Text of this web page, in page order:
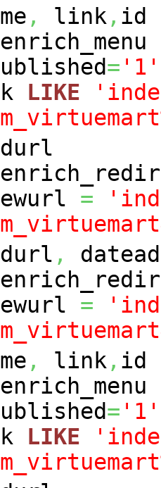
, link, id
= '1'
LIKE
=
,
=
, link, id
= '1'
LIKE